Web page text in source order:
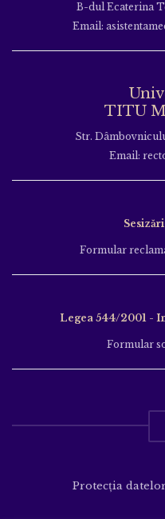
B-dul Ecaterina
Email:
TITU
Str.
Email:
Formular
Legea 544/2001 -
Formular
Protecția